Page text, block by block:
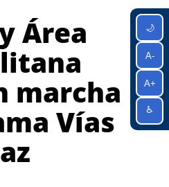
🌙
A-
A+
♿
Área
marcha
Vías